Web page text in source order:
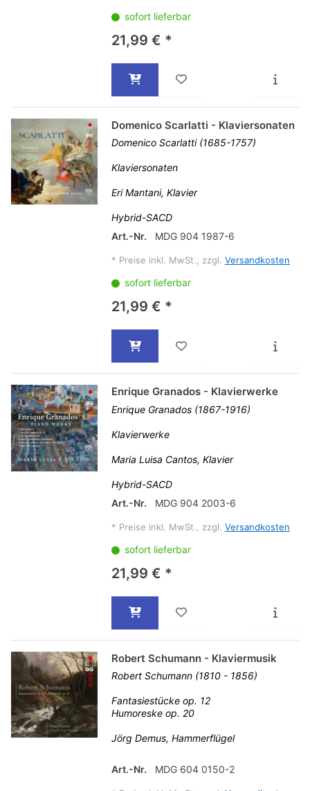
sofort lieferbar
21,99 € *
Domenico Scarlatti - Klaviersonaten
Domenico Scarlatti (1685-1757)
Klaviersonaten
Eri Mantani, Klavier
Hybrid-SACD
Art.-Nr.
MDG 904 1987-6
* Preise inkl. MwSt., zzgl. Versandkosten
sofort lieferbar
21,99 € *
Enrique Granados - Klavierwerke
Enrique Granados (1867-1916)
Klavierwerke
Maria Luisa Cantos, Klavier
Hybrid-SACD
Art.-Nr.
MDG 904 2003-6
* Preise inkl. MwSt., zzgl. Versandkosten
sofort lieferbar
21,99 € *
Robert Schumann - Klaviermusik
Robert Schumann (1810 - 1856)
Fantasiestücke op. 12
Humoreske op. 20
Jörg Demus, Hammerflügel
Art.-Nr. MDG 604 0150-2